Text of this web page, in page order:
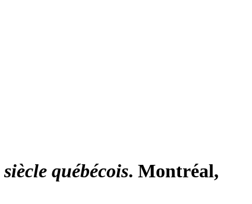
siècle québécois. Montréal,